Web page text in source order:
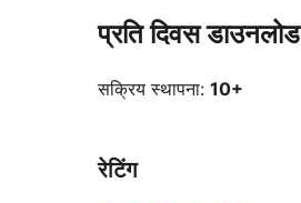
प्रति दिवस डाउनलोड
सक्रिय स्थापना: 10+
रेटिंग